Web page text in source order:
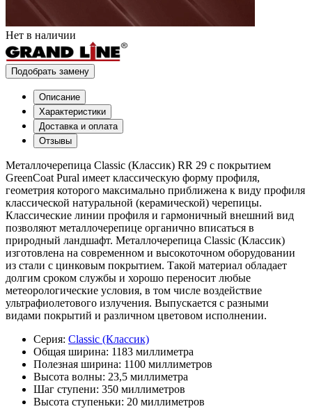
Нет в наличии
Подобрать замену
Описание
Характеристики
Доставка и оплата
Отзывы
Металлочерепица Classic (Классик) RR 29 с покрытием
GreenCoat Pural имеет классическую форму профиля,
геометрия которого максимально приближена к виду профиля
классической натуральной (керамической) черепицы.
Классические линии профиля и гармоничный внешний вид
позволяют металлочерепице органично вписаться в
природный ландшафт. Металлочерепица Classic (Классик)
изготовлена на современном и высокоточном оборудовании
из стали с цинковым покрытием. Такой материал обладает
долгим сроком службы и хорошо переносит любые
метеорологические условия, в том числе воздействие
ультрафиолетового излучения. Выпускается с разными
видами покрытий и различном цветовом исполнении.
Серия: Classic (Классик)
Общая ширина: 1183 миллиметра
Полезная ширина: 1100 миллиметров
Высота волны: 23,5 миллиметра
Шаг ступени: 350 миллиметров
Высота ступеньки: 20 миллиметров